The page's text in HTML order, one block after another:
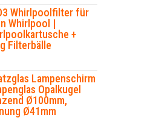
Whirlpoolfilter für
Whirlpool |
+
Filterbälle
Lampenschirm
Opalkugel
Ø100mm,
Ø41mm